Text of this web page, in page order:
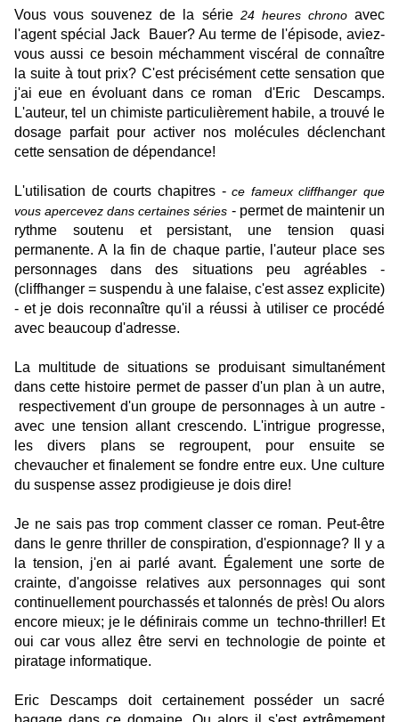
Vous vous souvenez de la série 24 heures chrono avec
l'agent spécial Jack
Bauer? Au terme de l'épisode, aviez-
vous aussi ce besoin méchamment viscéral de connaître
la suite à tout prix? C'est précisément cette sensation que
j'ai eue en évoluant dans ce roman
d'Eric Descamps.
L'auteur, tel un chimiste particulièrement habile, a trouvé le
dosage parfait pour activer nos molécules déclenchant
cette sensation de dépendance!
L'utilisation de courts chapitres -ce fameux cliffhanger que
vous apercevez dans certaines séries - permet de maintenir un
rythme soutenu et persistant, une tension quasi
permanente. A la fin de chaque partie, l'auteur place ses
personnages dans des situations peu agréables -
(cliffhanger = suspendu à une falaise, c'est assez explicite)
- et je dois reconnaître qu'il a réussi à utiliser ce procédé
avec beaucoup d'adresse.
La multitude de situations se produisant simultanément
dans cette histoire permet de passer d'un plan à un autre,
respectivement d'un groupe de personnages à un autre -
avec une tension allant crescendo. L'intrigue progresse,
les divers plans se regroupent, pour ensuite se
chevaucher et finalement se fondre entre eux. Une culture
du suspense assez prodigieuse je dois dire!
Je ne sais pas trop comment classer ce roman. Peut-être
dans le genre thriller de conspiration, d'espionnage? Il y a
la tension, j'en ai parlé avant. Également une sorte de
crainte, d'angoisse relatives aux personnages qui sont
continuellement pourchassés et talonnés de près! Ou alors
encore mieux; je le définirais comme un
techno-thriller! Et
oui car vous allez être servi en technologie de pointe et
piratage informatique.
Eric Descampsdoit certainement posséder un sacré